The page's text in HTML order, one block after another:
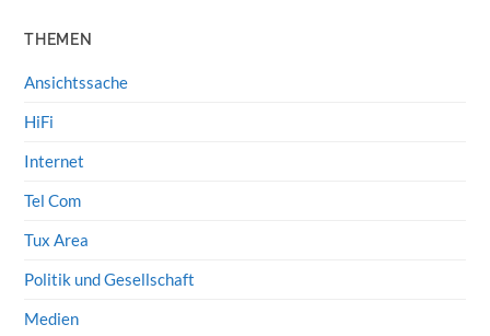
THEMEN
Ansichtssache
HiFi
Internet
Tel Com
Tux Area
Politik und Gesellschaft
Medien